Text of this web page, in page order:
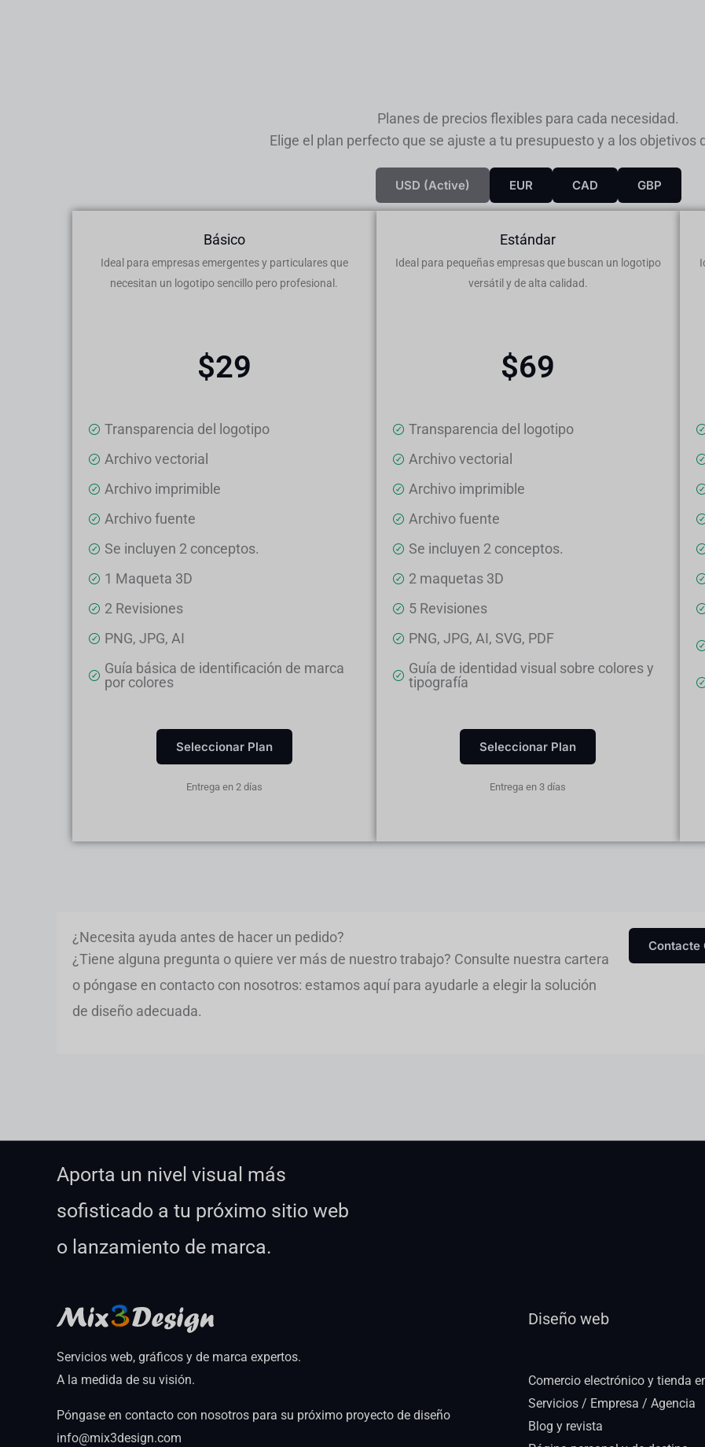
Planes de precios flexibles para cada necesidad.
Elige el plan perfecto que se ajuste a tu presupuesto y a los objetivos
USD (active) EUR CAD GBP
Básico
Ideal para empresas emergentes y particulares que
necesitan un logotipo sencillo pero profesional.
$29
Transparencia del logotipo
Archivo vectorial
Archivo imprimible
Archivo fuente
Se incluyen 2 conceptos.
1 Maqueta 3D
2 Revisiones
PNG, JPG, AI
Guía básica de identificación de marca
por colores
Seleccionar Plan
Entrega en 2 días
Estándar
Ideal para pequeñas empresas que buscan un logotipo
versátil y de alta calidad.
$69
Transparencia del logotipo
Archivo vectorial
Archivo imprimible
Archivo fuente
Se incluyen 2 conceptos.
2 maquetas 3D
5 Revisiones
PNG, JPG, AI, SVG, PDF
Guía de identidad visual sobre colores y
tipografía
Seleccionar Plan
Entrega en 3 días
¿Necesita ayuda antes de hacer un pedido?
¿Tiene alguna pregunta o quiere ver más de nuestro trabajo? Consulte nuestra cartera
o póngase en contacto con nosotros: estamos aquí para ayudarle a elegir la solución
de diseño adecuada.
Contacte
Aporta un nivel visual más
sofisticado a tu próximo sitio web
o lanzamiento de marca.
Servicios web, gráficos y de marca expertos.
A la medida de su visión.
Póngase en contacto con nosotros para su próximo proyecto de diseño
info@mix3design.com
Diseño web
Comercio electrónico y tienda
Servicios / Empresa / Agencia
Blog y revista